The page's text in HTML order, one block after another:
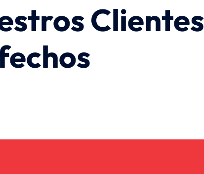
Clientes